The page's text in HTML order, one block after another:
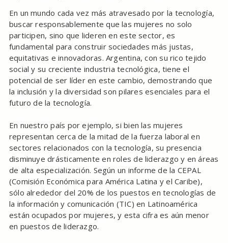
En un mundo cada vez más atravesado por la tecnología,
buscar responsablemente que las mujeres no solo
participen, sino que lideren en este sector, es
fundamental para construir sociedades más justas,
equitativas e innovadoras. Argentina, con su rico tejido
social y su creciente industria tecnológica, tiene el
potencial de ser líder en este cambio, demostrando que
la inclusión y la diversidad son pilares esenciales para el
futuro de la tecnología.
En nuestro país por ejemplo, si bien las mujeres
representan cerca de la mitad de la fuerza laboral en
sectores relacionados con la tecnología, su presencia
disminuye drásticamente en roles de liderazgo y en áreas
de alta especialización. Según un informe de la CEPAL
(Comisión Económica para América Latina y el Caribe),
sólo alrededor del 20% de los puestos en tecnologías de
la información y comunicación (TIC) en Latinoamérica
están ocupados por mujeres, y esta cifra es aún menor
en puestos de liderazgo.